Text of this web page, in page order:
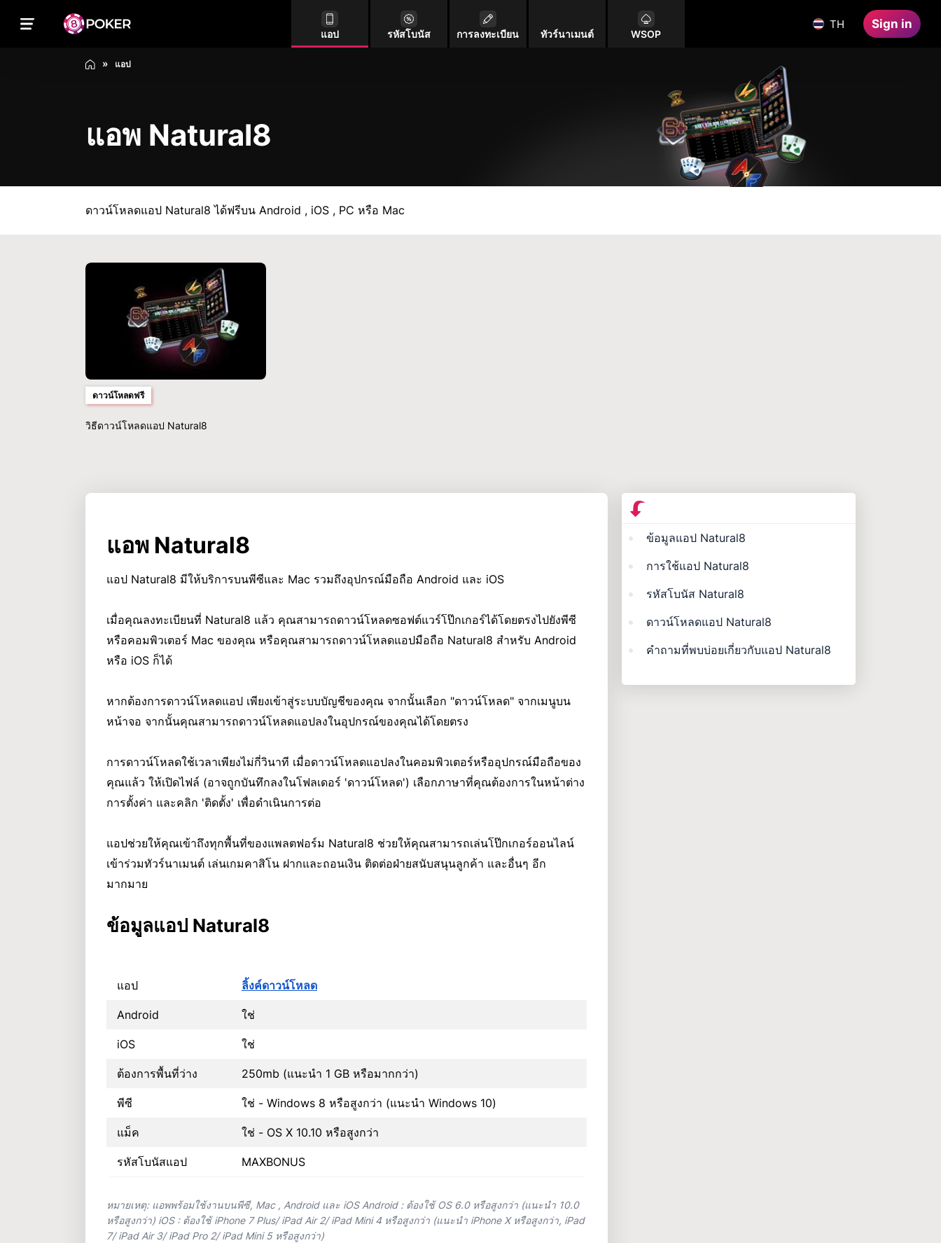
แอป รหัสโบนัส การลงทะเบียน ทัวร์นาเมนต์ WSOP
TH Sign in
แอป
แอพ Natural8
ดาวน์โหลดแอป Natural8 ได้ฟรีบน Android , iOS , PC หรือ Mac
ดาวน์โหลดฟรี
วิธีดาวน์โหลดแอป Natural8
แอพ Natural8
แอป Natural8 มีให้บริการบนพีซีและ Mac รวมถึงอุปกรณ์มือถือ Android และ iOS
เมื่อคุณลงทะเบียนที่ Natural8 แล้ว คุณสามารถดาวน์โหลดซอฟต์แวร์โป๊กเกอร์ได้โดยตรงไปยังพีซี
หรือคอมพิวเตอร์ Mac ของคุณ หรือคุณสามารถดาวน์โหลดแอปมือถือ Natural8 สำหรับ Android
หรือ iOS ก็ได้
หากต้องการดาวน์โหลดแอป เพียงเข้าสู่ระบบบัญชีของคุณ จากนั้นเลือก "ดาวน์โหลด" จากเมนูบน
หน้าจอ จากนั้นคุณสามารถดาวน์โหลดแอปลงในอุปกรณ์ของคุณได้โดยตรง
การดาวน์โหลดใช้เวลาเพียงไม่กี่วินาที เมื่อดาวน์โหลดแอปลงในคอมพิวเตอร์หรืออุปกรณ์มือถือของ
คุณแล้ว ให้เปิดไฟล์ (อาจถูกบันทึกลงในโฟลเดอร์ 'ดาวน์โหลด') เลือกภาษาที่คุณต้องการในหน้าต่าง
การตั้งค่า และคลิก 'ติดตั้ง' เพื่อดำเนินการต่อ
แอปช่วยให้คุณเข้าถึงทุกพื้นที่ของแพลตฟอร์ม Natural8 ช่วยให้คุณสามารถเล่นโป๊กเกอร์ออนไลน์
เข้าร่วมทัวร์นาเมนต์ เล่นเกมคาสิโน ฝากและถอนเงิน ติดต่อฝ่ายสนับสนุนลูกค้า และอื่นๆ อีก
มากมาย
ข้อมูลแอป Natural8
แอป ลิ้งค์ดาวน์โหลด
Android ใช่
iOS ใช่
ต้องการพื้นที่ว่าง 250mb (แนะนำ 1 GB หรือมากกว่า)
พีซี ใช่ - Windows 8 หรือสูงกว่า (แนะนำ Windows 10)
แม็ค ใช่ - OS X 10.10 หรือสูงกว่า
รหัสโบนัสแอป MAXBONUS
หมายเหตุ: แอพพร้อมใช้งานบนพีซี, Mac, Android และ iOS Android : ต้องใช้ OS 6.0 หรือสูงกว่า (แนะนำ 10.0
หรือสูงกว่า) iOS : ต้องใช้ iPhone 7 Plus/ iPad Air 2/ iPad Mini 4 หรือสูงกว่า (แนะนำ iPhone X หรือสูงกว่า, iPad
7/ iPad Air 3/ iPad Pro 2/ iPad Mini 5 หรือสูงกว่า)
ข้อมูลแอป Natural8
การใช้แอป Natural8
รหัสโบนัส Natural8
ดาวน์โหลดแอป Natural8
คำถามที่พบบ่อยเกี่ยวกับแอป Natural8